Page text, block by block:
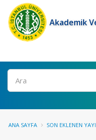
Akademik
Ara
ANA SAYFA SON EKLENEN